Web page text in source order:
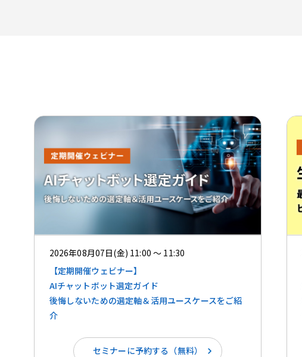
2026年08月07日(金) 11:00 ～ 11:30
【定期開催ウェビナー】
AIチャットボット選定ガイド
後悔しないための選定軸＆活用ユースケースをご紹
介
セミナーに予約する（無料）